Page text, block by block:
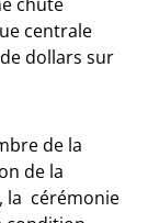
centrale
dollars sur
de la
de la
la cérémonie